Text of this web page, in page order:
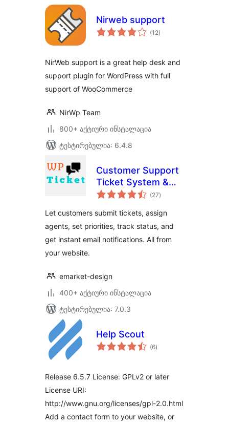
Nirweb support
(12საერთო
რეიტინგი
)
NirWeb support is a great help desk and
support plugin for WordPress with full
support of WooCommerce
NirWp Team
800+ აქტიური ინსტალაცია
ტესტირებულია: 6.4.8
Customer Support
Ticket System &
Helpdesk
(27საერთო
რეიტინგი
)
Let customers submit tickets, assign
agents, set priorities, track status, and
get instant email notifications. All from
your website.
emarket-design
400+ აქტიური ინსტალაცია
ტესტირებულია: 7.0.3
Help Scout
(6საერთო
რეიტინგი
)
Release 6.5.7 License: GPLv2 or later
License URI:
http://www.gnu.org/licenses/gpl-2.0.html
Add a contact form to your website, or